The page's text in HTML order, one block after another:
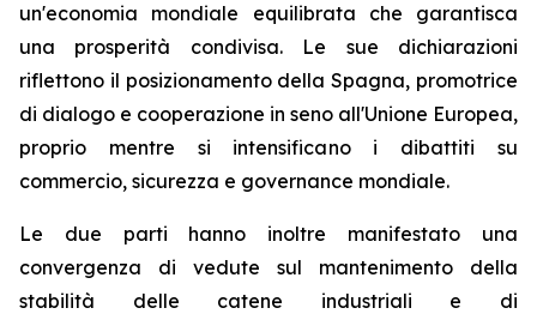
un'economia mondiale equilibrata che garantisca
una prosperità condivisa. Le sue dichiarazioni
riflettono il posizionamento della Spagna, promotrice
di dialogo e cooperazione in seno all'Unione Europea,
proprio mentre si intensificano i dibattiti su
commercio, sicurezza e governance mondiale.
Le due parti hanno inoltre manifestato una
convergenza di vedute sul mantenimento della
stabilità delle catene industriali e di